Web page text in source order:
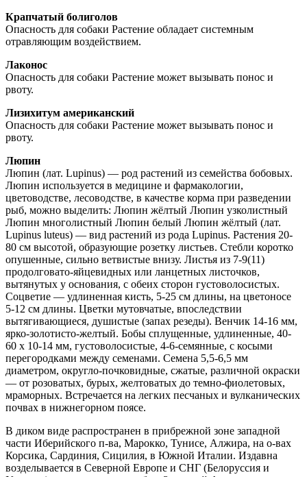
Крапчатый болиголов
Опасность для собаки Растение обладает системным
отравляющим воздействием.
Лаконос
Опасность для собаки Растение может вызывать понос и
рвоту.
Лизихитум американский
Опасность для собаки Растение может вызывать понос и
рвоту.
Люпин
Люпин (лат. Lupinus) — род растений из семейства бобовых.
Люпин используется в медицине и фармакологии,
цветоводстве, лесоводстве, в качестве корма при разведении
рыб, можно выделить: Люпин жёлтый Люпин узколистный
Люпин многолистный Люпин белый Люпин жёлтый (лат.
Lupinus luteus) — вид растений из рода Lupinus. Растения 20-
80 см высотой, образующие розетку листьев. Стебли коротко
опушенные, сильно ветвистые внизу. Листья из 7-9(11)
продолговато-яйцевидных или ланцетных листочков,
вытянутых у основания, с обеих сторон густоволосистых.
Соцветие — удлиненная кисть, 5-25 см длины, на цветоносе
5-12 см длины. Цветки мутовчатые, впоследствии
вытягивающиеся, душистые (запах резеды). Венчик 14-16 мм,
ярко-золотисто-желтый. Бобы сплущенные, удлиненные, 40-
60 х 10-14 мм, густоволосистые, 4-6-семянные, с косыми
перегородками между семенами. Семена 5,5-6,5 мм
диаметром, округло-почковидные, сжатые, различной окраски
— от розоватых, бурых, желтоватых до темно-фиолетовых,
мраморных. Встречается на легких песчаных и вулканических
почвах в нижнегорном поясе.
В диком виде распространен в прибрежной зоне западной
части Иберийского п-ва, Марокко, Тунисе, Алжира, на о-вах
Корсика, Сардиния, Сицилия, в Южной Италии. Издавна
возделывается в Северной Европе и СНГ (Белоруссия и